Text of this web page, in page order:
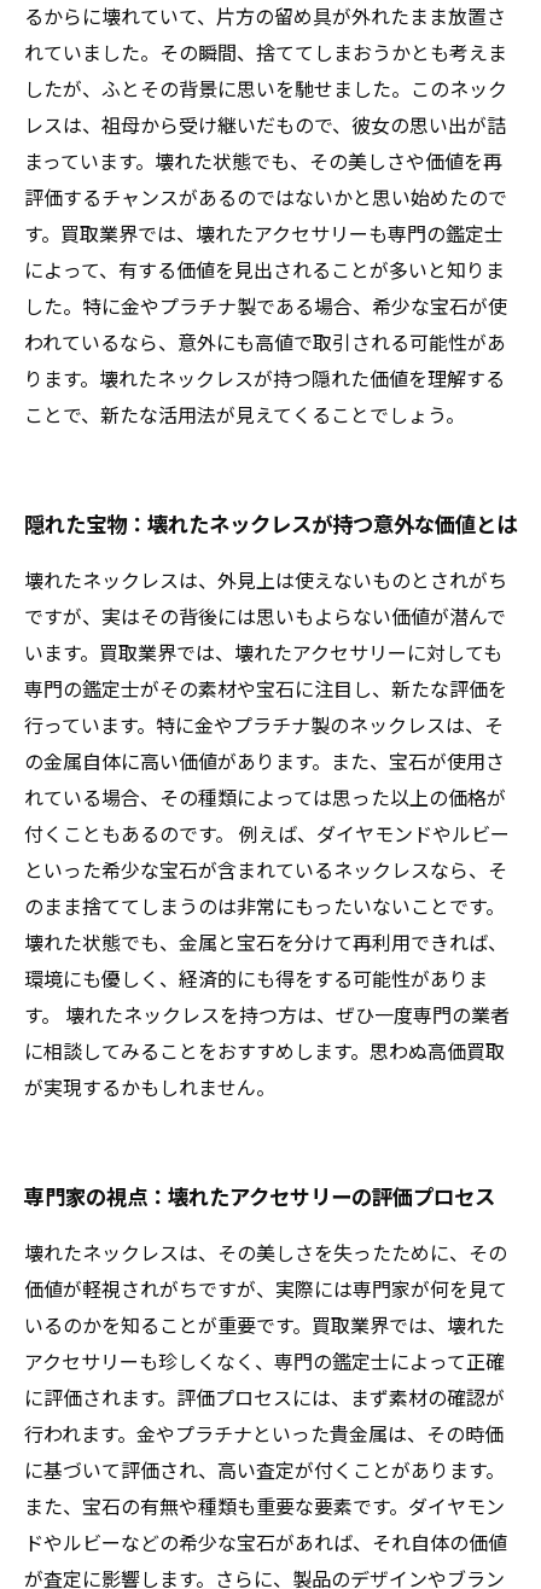
るからに壊れていて、片方の留め具が外れたまま放置さ
れていました。その瞬間、捨ててしまおうかとも考えま
したが、ふとその背景に思いを馳せました。このネック
レスは、祖母から受け継いだもので、彼女の思い出が詰
まっています。壊れた状態でも、その美しさや価値を再
評価するチャンスがあるのではないかと思い始めたので
す。買取業界では、壊れたアクセサリーも専門の鑑定士
によって、有する価値を見出されることが多いと知りま
した。特に金やプラチナ製である場合、希少な宝石が使
われているなら、意外にも高値で取引される可能性があ
ります。壊れたネックレスが持つ隠れた価値を理解する
ことで、新たな活用法が見えてくることでしょう。
隠れた宝物：壊れたネックレスが持つ意外な価値とは
壊れたネックレスは、外見上は使えないものとされがち
ですが、実はその背後には思いもよらない価値が潜んで
います。買取業界では、壊れたアクセサリーに対しても
専門の鑑定士がその素材や宝石に注目し、新たな評価を
行っています。特に金やプラチナ製のネックレスは、そ
の金属自体に高い価値があります。また、宝石が使用さ
れている場合、その種類によっては思った以上の価格が
付くこともあるのです。 例えば、ダイヤモンドやルビー
といった希少な宝石が含まれているネックレスなら、そ
のまま捨ててしまうのは非常にもったいないことです。
壊れた状態でも、金属と宝石を分けて再利用できれば、
環境にも優しく、経済的にも得をする可能性がありま
す。 壊れたネックレスを持つ方は、ぜひ一度専門の業者
に相談してみることをおすすめします。思わぬ高価買取
が実現するかもしれません。
専門家の視点：壊れたアクセサリーの評価プロセス
壊れたネックレスは、その美しさを失ったために、その
価値が軽視されがちですが、実際には専門家が何を見て
いるのかを知ることが重要です。買取業界では、壊れた
アクセサリーも珍しくなく、専門の鑑定士によって正確
に評価されます。評価プロセスには、まず素材の確認が
行われます。金やプラチナといった貴金属は、その時価
に基づいて評価され、高い査定が付くことがあります。
また、宝石の有無や種類も重要な要素です。ダイヤモン
ドやルビーなどの希少な宝石があれば、それ自体の価値
が査定に影響します。さらに、製品のデザインやブラン